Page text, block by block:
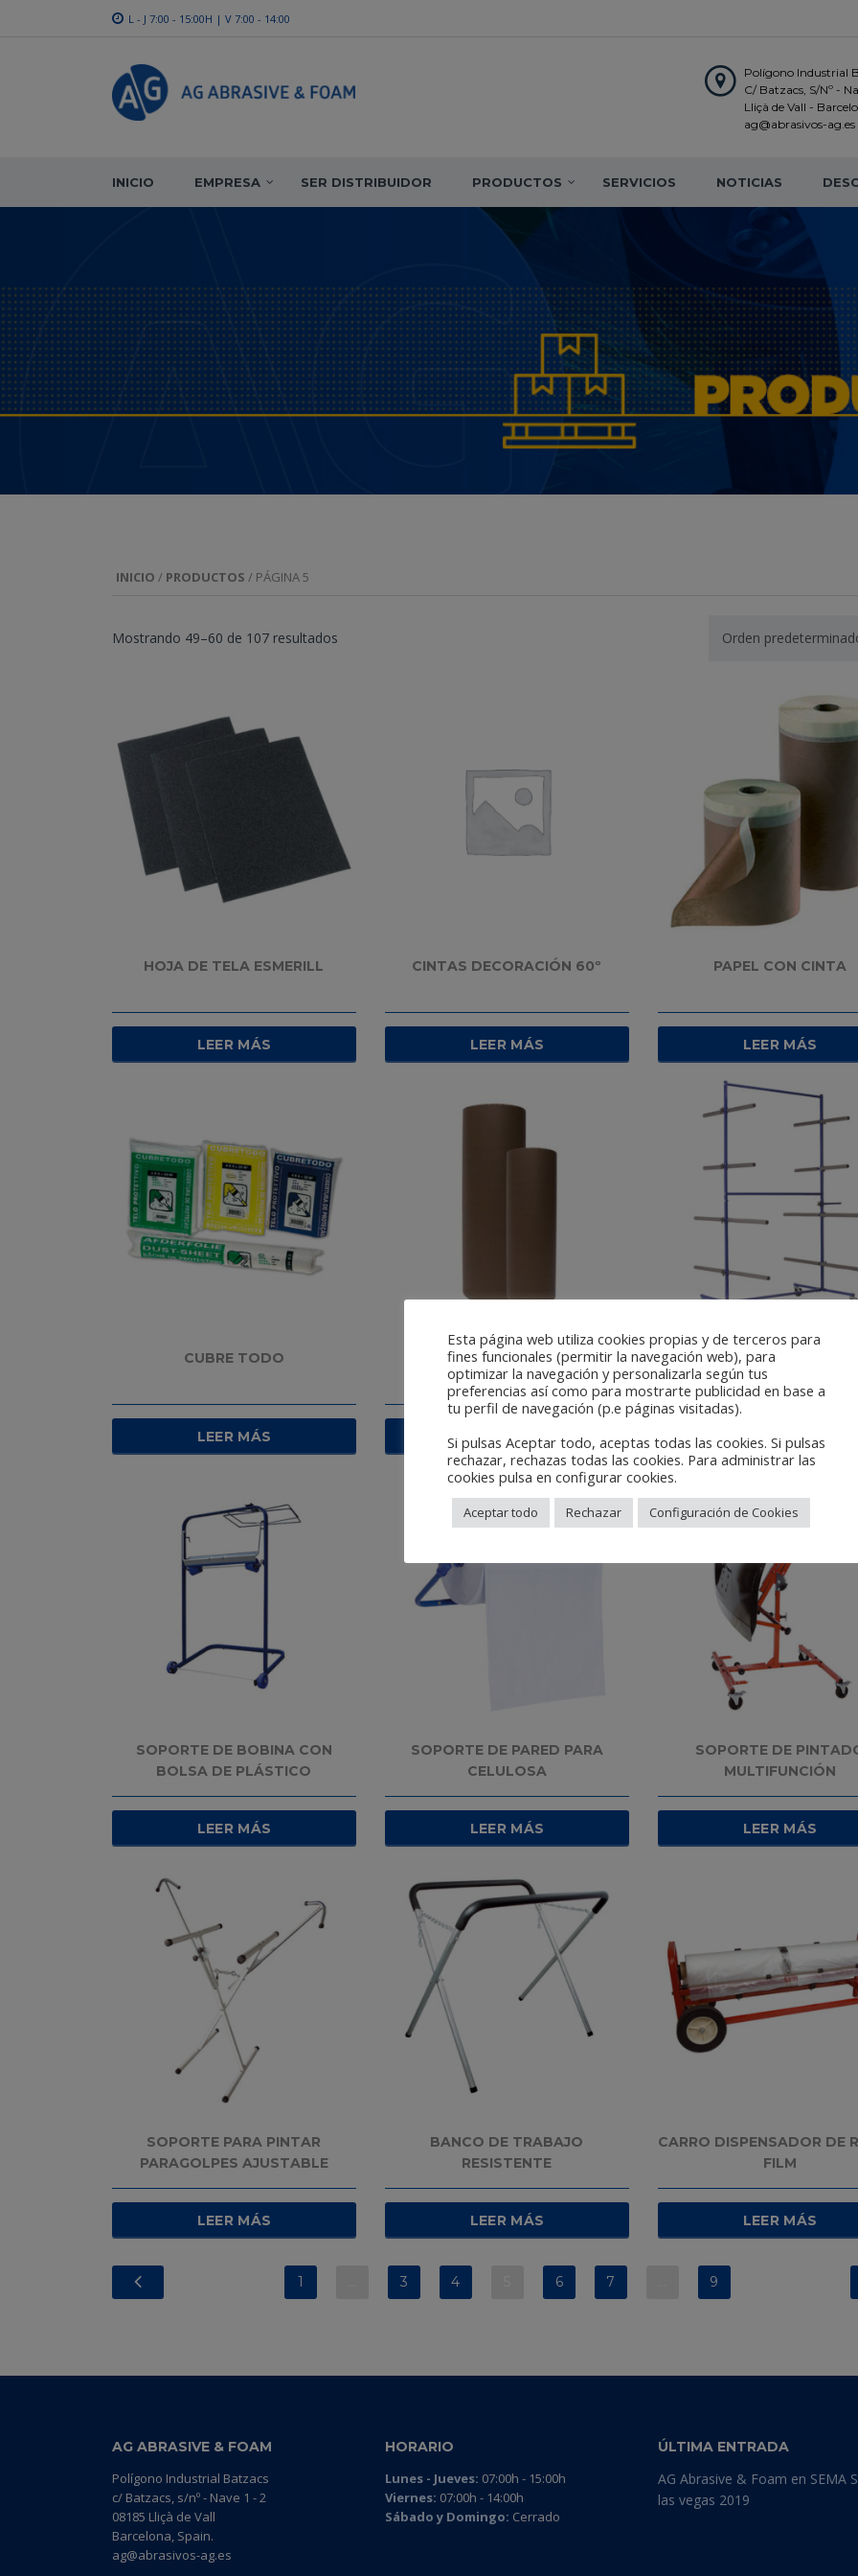
L - J 7:00 - 15:00H | V 7:00 - 14:00
Polígono Industrial
C/ Batzacs, S/Nº -
Lliçà de Vall -
ag@abrasivos-ag.es
INICIO EMPRESA SER DISTRIBUIDOR PRODUCTOS SERVICIOS NOTICIAS
INICIO / PRODUCTOS / PÁGINA 5
Mostrando 49–60 de 107 resultados Orden
HOJA DE TELA ESMERILL
LEER MÁS
CINTAS DECORACIÓN 60º
LEER MÁS
PAPEL CON CINTA
LEER MÁS
CUBRE TODO
LEER MÁS
PAPEL KRAFT 32G ECO LINE
LEER MÁS
SOPORTE DE
DOBLE CARA
LEER MÁS
SOPORTE DE BOBINA CON
BOLSA DE PLÁSTICO
LEER MÁS
SOPORTE DE PARED PARA
CELULOSA
LEER MÁS
SOPORTE DE
MULTIFUNCIÓN
LEER MÁS
SOPORTE PARA PINTAR
PARAGOLPES AJUSTABLE
LEER MÁS
BANCO DE TRABAJO
RESISTENTE
LEER MÁS
CARRO DISPENSADOR DE
FILM
LEER MÁS
1 3 4 6 7 9
AG ABRASIVE & FOAM
Polígono Industrial Batzacs
c/ Batzacs, s/nº - Nave 1 - 2
08185 Lliçà de Vall
Barcelona, Spain.
ag@abrasivos-ag.es
HORARIO
Lunes - Jueves: 07:00h - 15:00h
Viernes: 07:00h - 14:00h
Sábado y Domingo: Cerrado
ÚLTIMA ENTRADA
AG Abrasive & Foam en SEMA
las vegas 2019
Esta página web utiliza cookies propias y de terceros para
fines funcionales (permitir la navegación web), para
optimizar la navegación y personalizarla según tus
preferencias así como para mostrarte publicidad en base a
tu perfil de navegación (p.e páginas visitadas).
Si pulsas Aceptar todo, aceptas todas las cookies. Si pulsas
rechazar, rechazas todas las cookies. Para administrar las
cookies pulsa en configurar cookies.
Aceptar todo Rechazar Configuración de Cookies